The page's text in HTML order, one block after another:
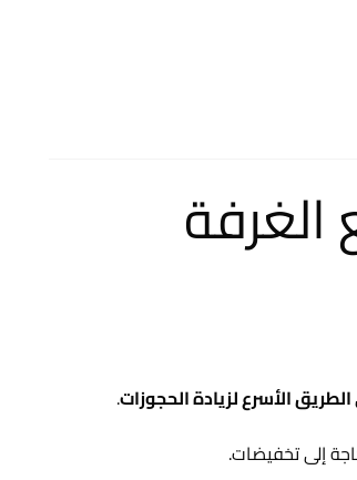
الأسرع لزيادة الحجوزات.
إلى تخفيضات.